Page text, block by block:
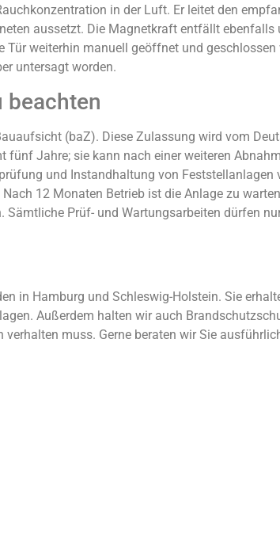
in der Luft. Er leitet den
aussetzt. Die Magnetkraft entfällt ebenfalls
weiterhin manuell geöffnet und geschlossen
untersagt worden.
beachten
(baZ). Diese Zulassung wird vom
Jahre; sie kann nach einer weiteren
und Instandhaltung von Feststellanlagen
12 Monaten Betrieb ist die Anlage zu
Prüf- und Wartungsarbeiten dürfen
in Hamburg und Schleswig-Holstein. Sie
Außerdem halten wir auch
muss. Gerne beraten wir Sie